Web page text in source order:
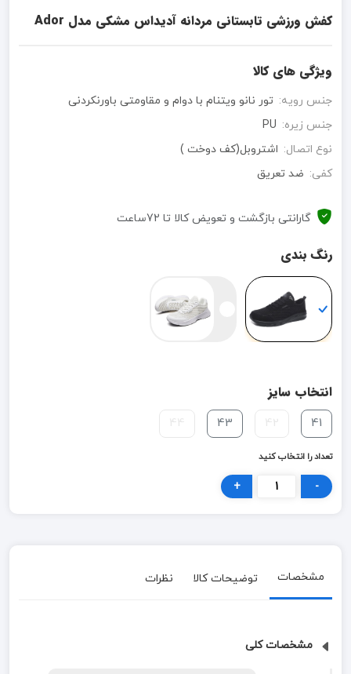
کفش ورزشی تابستانی مردانه آدیداس مشکی مدل Ador
ویژگی های کالا
جنس رویه: تور نانو ویتنام با دوام و مقاومتی باورنکردنی
جنس زیره: PU
نوع اتصال: اشتروبل(کف دوخت )
کفی: ضد تعریق
گارانتی بازگشت و تعویض کالا تا 72ساعت
رنگ بندی
انتخاب سایز
41
43
تعداد را انتخاب کنید
-
+
مشخصات توضیحات کالا نظرات
مشخصات کلی